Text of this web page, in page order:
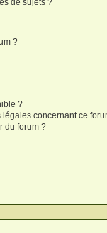
?
?
concernant ce
du forum ?